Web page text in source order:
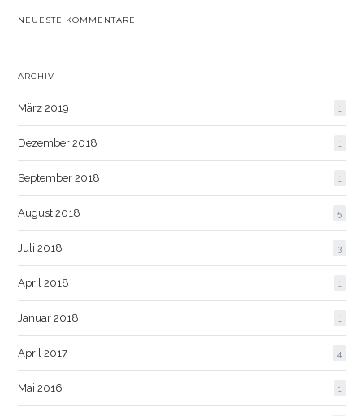
NEUESTE KOMMENTARE
ARCHIV
März 2019 1
Dezember 2018 1
September 2018 1
August 2018 5
Juli 2018 3
April 2018 1
Januar 2018 1
April 2017 4
Mai 2016 1